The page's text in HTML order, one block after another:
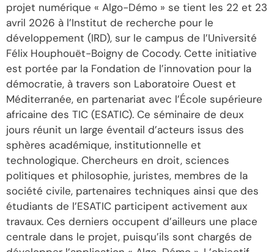
projet numérique « Algo-Démo » se tient les 22 et 23
avril 2026 à l’Institut de recherche pour le
développement (IRD), sur le campus de l’Université
Félix Houphouët-Boigny de Cocody. Cette initiative
est portée par la Fondation de l’innovation pour la
démocratie, à travers son Laboratoire Ouest et
Méditerranée, en partenariat avec l’École supérieure
africaine des TIC (ESATIC). Ce séminaire de deux
jours réunit un large éventail d’acteurs issus des
sphères académique, institutionnelle et
technologique. Chercheurs en droit, sciences
politiques et philosophie, juristes, membres de la
société civile, partenaires techniques ainsi que des
étudiants de l’ESATIC participent activement aux
travaux. Ces derniers occupent d’ailleurs une place
centrale dans le projet, puisqu’ils sont chargés de